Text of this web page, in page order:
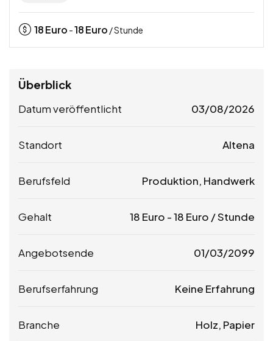
18Euro -18Euro / Stunde
Überblick
Datum veröffentlicht 03/08/2026
Standort Altena
Berufsfeld Produktion, Handwerk
Gehalt 18 Euro -18 Euro / Stunde
Angebotsende 01/03/2099
Berufserfahrung Keine Erfahrung
Branche Holz, Papier